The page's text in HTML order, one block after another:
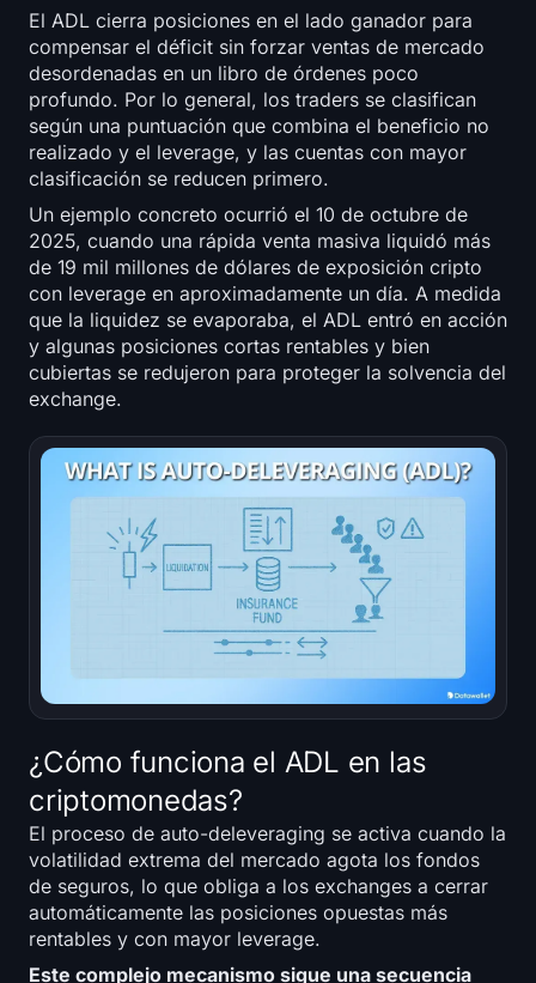
El ADL cierra posiciones en el lado ganador para
compensar el déficit sin forzar ventas de mercado
desordenadas en un libro de órdenes poco
profundo. Por lo general, los traders se clasifican
según una puntuación que combina el beneficio no
realizado y el leverage, y las cuentas con mayor
clasificación se reducen primero.
Un ejemplo concreto ocurrió el 10 de octubre de
2025, cuando una rápida venta masiva liquidó más
de 19 mil millones de dólares de exposición cripto
con leverage en aproximadamente un día. A medida
que la liquidez se evaporaba, el ADL entró en acción
y algunas posiciones cortas rentables y bien
cubiertas se redujeron para proteger la solvencia del
exchange.
¿Cómo funciona el ADL en las
criptomonedas?
El proceso de auto-deleveraging se activa cuando la
volatilidad extrema del mercado agota los fondos
de seguros, lo que obliga a los exchanges a cerrar
automáticamente las posiciones opuestas más
rentables y con mayor leverage.
Este complejo mecanismo sigue una secuencia